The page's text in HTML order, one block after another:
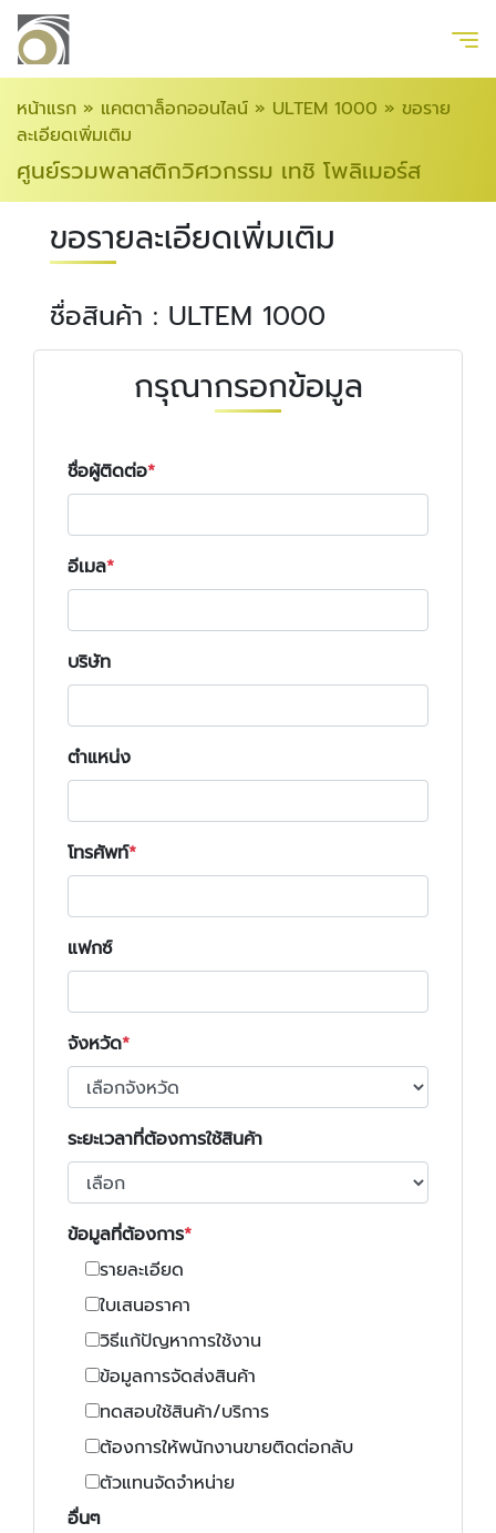
หน้าแรก » แคตตาล็อกออนไลน์ » ULTEM 1000 » ขอราย
ละเอียดเพิ่มเติม
ศูนย์รวมพลาสติกวิศวกรรม เทชิ โพลิเมอร์ส
ขอรายละเอียดเพิ่มเติม
ชื่อสินค้า : ULTEM 1000
กรุณากรอกข้อมูล
ชื่อผู้ติดต่อ
อีเมล
บริษัท
ตำแหน่ง
โทรศัพท์
แฟกซ์
จังหวัด
ระยะเวลาที่ต้องการใช้สินค้า
ข้อมูลที่ต้องการ
รายละเอียด
ใบเสนอราคา
วิธีแก้ปัญหาการใช้งาน
ข้อมูลการจัดส่งสินค้า
ทดสอบใช้สินค้า/บริการ
ต้องการให้พนักงานขายติดต่อกลับ
ตัวแทนจัดจำหน่าย
อื่นๆ